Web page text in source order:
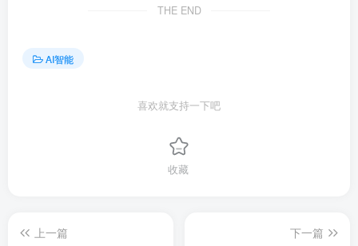
THE END
AI智能
喜欢就支持一下吧
收藏
上一篇
下一篇